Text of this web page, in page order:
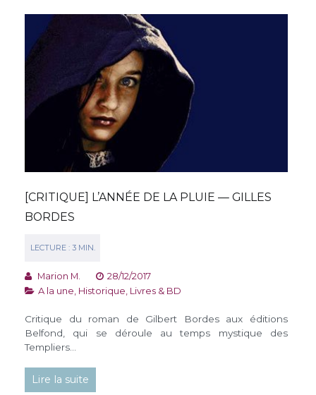
[CRITIQUE] L’ANNÉE DE LA PLUIE — GILLES
BORDES
Marion M.
28/12/2017
A la une Historique Livres & BD
Critique du roman de Gilbert Bordes aux éditions
Belfond, qui se déroule au temps mystique des
Templiers…
Lire la suite